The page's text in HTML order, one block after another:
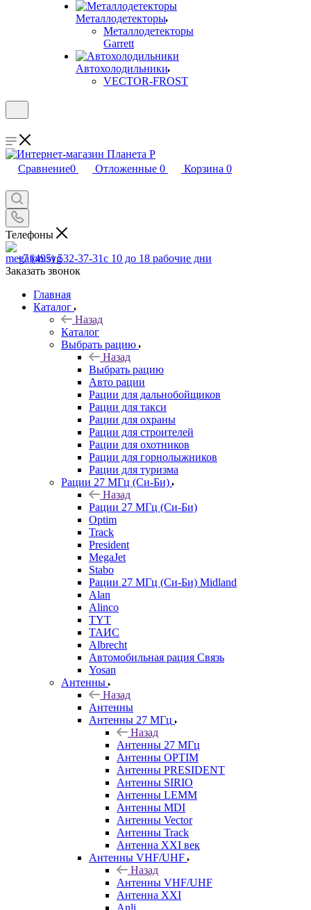
Металлодетекторы
Металлодетекторы
Garrett
Автохолодильники
VECTOR-FROST
Сравнение0 Отложенные 0 Корзина 0
Телефоны
+7 (495) 532-37-31с 10 до 18 рабочие дни
Заказать звонок
Главная
Каталог
Назад
Каталог
Выбрать рацию
Назад
Выбрать рацию
Авто рации
Рации для дальнобойщиков
Рации для такси
Рации для охраны
Рации для строителей
Рации для охотников
Рации для горнолыжников
Рации для туризма
Рации 27 МГц (Си-Би)
Назад
Рации 27 МГц (Си-Би)
Optim
Track
President
MegaJet
Stabo
Рации 27 МГц (Си-Би) Midland
Alan
Alinco
TYT
ТАИС
Albrecht
Автомобильная рация Связь
Yosan
Антенны
Назад
Антенны
Антенны 27 МГц
Назад
Антенны 27 МГц
Антенны OPTIM
Антенны PRESIDENT
Антенны SIRIO
Антенны LEMM
Антенны MDI
Антенны Vector
Антенны Track
Антенна XXI век
Антенны VHF/UHF
Назад
Антенны VHF/UHF
Антенна XXI
Anli